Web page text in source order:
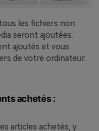
les fichiers non
seront ajoutées.
ajoutés et vous
de votre ordinateur.
achetés :
articles achetés, y